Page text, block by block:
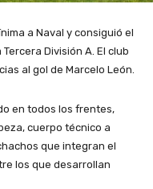
a Naval y consiguió el
División A. El club
al gol de Marcelo León.
en todos los frentes,
cuerpo técnico a
que integran el
los que desarrollan